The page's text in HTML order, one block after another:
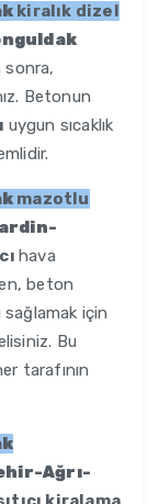
kiralık dizel
sonra,
Betonun
uygun sıcaklık
mazotlu
hava
beton
sağlamak için
Bu
tarafının
Ağrı-